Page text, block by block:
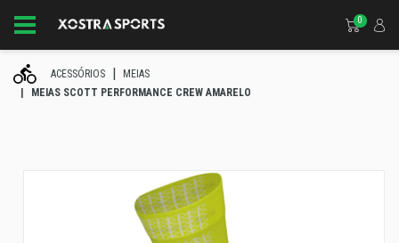
0
ACESSÓRIOS
MEIAS
MEIAS SCOTT PERFORMANCE CREW AMARELO